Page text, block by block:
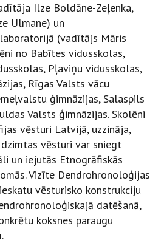
Ilze Boldāne-Zeļenka,
Ulmane) un
(vadītājs Māris
no Babītes vidusskolas,
Pļaviņu vidusskolas,
Rīgas Valsts vācu
ģimnāzijas, Salaspils
Valsts ģimnāzijas. Skolēni
vēsturi Latvijā, uzzināja,
vēsturi var sniegt
un iejutās Etnogrāfiskās
Vizīte Dendrohronoloģijas
vēsturisko konstrukciju
datēšanā,
koksnes paraugu